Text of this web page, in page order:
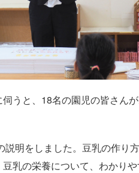
うと、 18名の園児の皆さん
明をしました。豆乳の作り
乳の栄養について、わかりや